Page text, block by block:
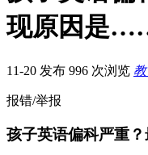
现原因是
11-20 发布 996 次浏览
报错/举报
孩子英语偏科严重